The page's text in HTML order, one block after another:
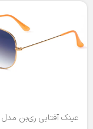
عینک آفتابی ری‌بن مدل RB3025